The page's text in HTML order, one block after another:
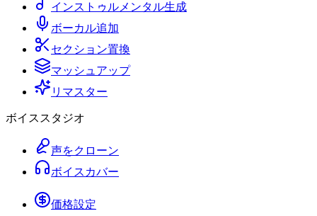
インストゥルメンタル生成
ボーカル追加
セクション置換
マッシュアップ
リマスター
ボイススタジオ
声をクローン
ボイスカバー
価格設定